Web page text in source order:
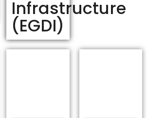
Infrastructure
(EGDI)